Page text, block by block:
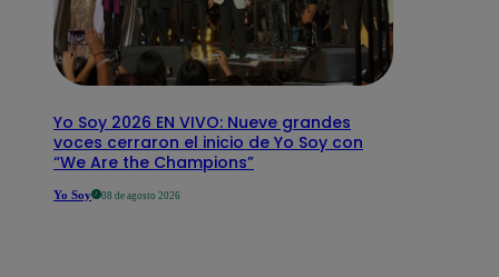
Yo Soy 2026 EN VIVO: Nueve grandes
voces cerraron el inicio de Yo Soy con
“We Are the Champions”
Yo Soy 08 de agosto 2026